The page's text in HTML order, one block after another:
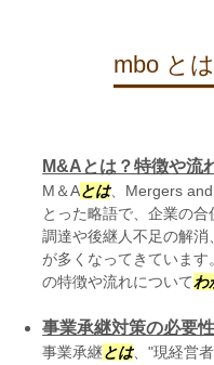
mbo と
M&Aとは？特徴や流
M＆Aとは、Mergers
とった略語で、企業の
調達や後継人不足の解消
が多くなってきていま
の特徴や流れについてわ
事業承継対策の必要性
事業承継とは、"現経営